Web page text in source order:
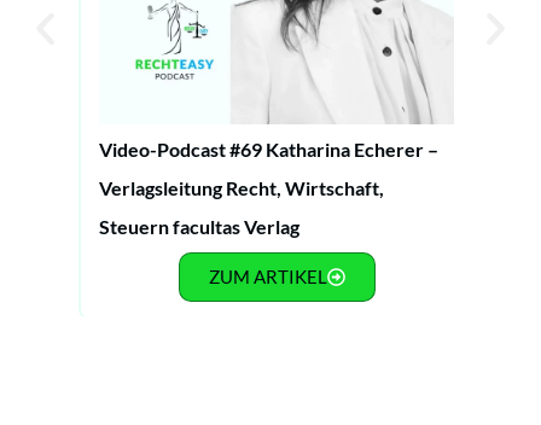
Video-Podcast #69 Katharina Echerer –
Verlagsleitung Recht, Wirtschaft,
Steuern facultas Verlag
ZUM ARTIKEL